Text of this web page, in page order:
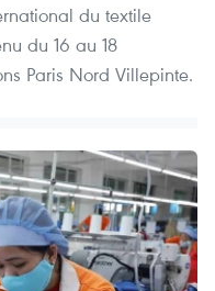
du textile
du 16 au 18
Paris Nord Villepinte.